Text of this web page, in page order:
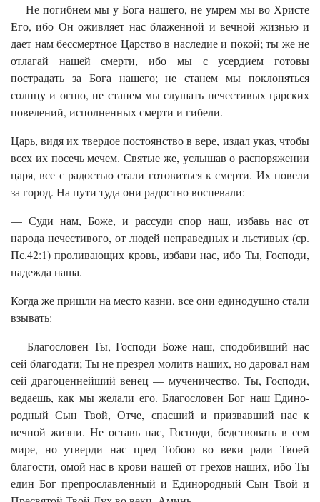
— Не погибнем мы у Бога нашего, не умрем мы во Христе
Его, ибо Он оживляет нас блаженной и вечной жизнью и
дает нам бессмертное Цар­ство в наследие и покой; ты же не
отлагай нашей смерти, ибо мы с усердием готовы
пострадать за Бога нашего; не станем мы поклоняться
солнцу и огню, не станем мы слушать нечестивых царских
повелений, исполненных смерти и ги­бели.
Царь, видя их твердое постоянство в вере, издал указ, чтобы
всех их посечь мечем. Святые же, услышав о распоряжении
царя, все с радостью стали готовиться к смерти. Их повели
за город. На пути туда они радостно воспевали:
— Суди нам, Боже, и рассуди спор наш, избавь нас от
народа нечестивого, от людей неправедных и льстивых (ср.
Пс.42:1) проливающих кровь, избави нас, ибо Ты, Господи,
надежда наша.
Когда же пришли на место казни, все они единодушно стали
взывать:
— Благословен Ты, Господи Боже наш, сподобивший нас
сей благодати; Ты не презрел молитв наших, но даровал нам
сей драгоценнейший венец — мученичество. Ты, Господи,
ведаешь, как мы желали его. Благословен Бог наш Едино­
родный Сын Твой, Отче, спасший и призвавший нас к
вечной жизни. Не оставь нас, Господи, бедствовать в сем
мире, но утверди нас пред Тобою во веки ради Твоей
благости, омой нас в крови нашей от грехов наших, ибо Ты
един Бог препрославленный и Единородный Сын Твой и